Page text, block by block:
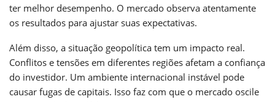
ter melhor desempenho. O mercado observa atentamente
os resultados para ajustar suas expectativas.
Além disso, a situação geopolítica tem um impacto real.
Conflitos e tensões em diferentes regiões afetam a confiança
do investidor. Um ambiente internacional instável pode
causar fugas de capitais. Isso faz com que o mercado oscile